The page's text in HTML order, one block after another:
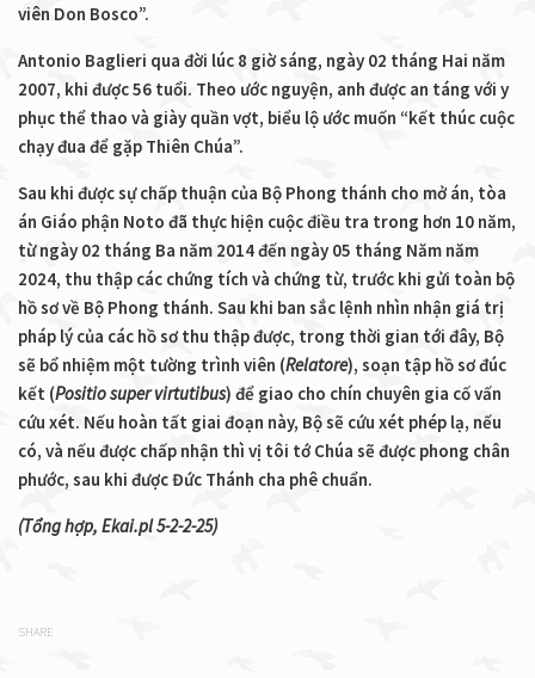
viên Don Bosco”.
Antonio Baglieri qua đời lúc 8 giờ sáng, ngày 02 tháng Hai năm
2007, khi được 56 tuổi. Theo ước nguyện, anh được an táng với y
phục thể thao và giày quần vợt, biểu lộ ước muốn “kết thúc cuộc
chạy đua để gặp Thiên Chúa”.
Sau khi được sự chấp thuận của Bộ Phong thánh cho mở án, tòa
án Giáo phận Noto đã thực hiện cuộc điều tra trong hơn 10 năm,
từ ngày 02 tháng Ba năm 2014 đến ngày 05 tháng Năm năm
2024, thu thập các chứng tích và chứng từ, trước khi gửi toàn bộ
hồ sơ về Bộ Phong thánh. Sau khi ban sắc lệnh nhìn nhận giá trị
pháp lý của các hồ sơ thu thập được, trong thời gian tới đây, Bộ
sẽ bổ nhiệm một tường trình viên (Relatore), soạn tập hồ sơ đúc
kết (Positio super virtutibus) để giao cho chín chuyên gia cố vấn
cứu xét. Nếu hoàn tất giai đoạn này, Bộ sẽ cứu xét phép lạ, nếu
có, và nếu được chấp nhận thì vị tôi tớ Chúa sẽ được phong chân
phước, sau khi được Đức Thánh cha phê chuẩn.
(Tổng hợp, Ekai.pl 5-2-2-25)
SHARE